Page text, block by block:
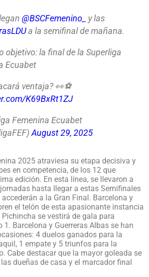
@BSCFemenino_
y las
a la semifinal de mañana.
objetivo: la final de la Superliga
Ecuabet
ventaja? 👀⚽️
K69BxRt1ZJ
Femenina Ecuabet
August 29, 2025
2025 atraviesa su etapa decisiva y
en competencia, de los 12 que
edición. En esta línea, se llevaron a
hasta llegar a estas Semifinales
a la Gran Final. Barcelona y
el telón de esta apasionante instancia
se vestirá de gala para
1. Barcelona y Guerreras Albas se han
4 duelos ganados para la
1 empate y 5 triunfos para la
Cabe destacar que la mayor goleada se
dueñas de casa y el marcador final